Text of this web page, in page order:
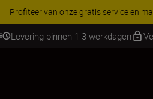
KORTING OP ACCESSOIRES |
Levering binnen 1-3 werkdagen